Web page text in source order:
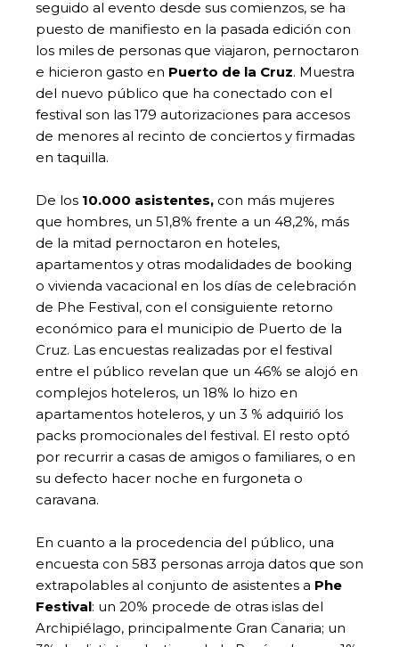
seguido al evento desde sus comienzos, se ha
puesto de manifiesto en la pasada edición con
los miles de personas que viajaron, pernoctaron
e hicieron gasto en Puerto de la Cruz. Muestra
del nuevo público que ha conectado con el
festival son las 179 autorizaciones para accesos
de menores al recinto de conciertos y firmadas
en taquilla.
De los 10.000 asistentes, con más mujeres
que hombres, un 51,8% frente a un 48,2%, más
de la mitad pernoctaron en hoteles,
apartamentos y otras modalidades de booking
o vivienda vacacional en los días de celebración
de Phe Festival, con el consiguiente retorno
económico para el municipio de Puerto de la
Cruz. Las encuestas realizadas por el festival
entre el público revelan que un 46% se alojó en
complejos hoteleros, un 18% lo hizo en
apartamentos hoteleros, y un 3 % adquirió los
packs promocionales del festival. El resto optó
por recurrir a casas de amigos o familiares, o en
su defecto hacer noche en furgoneta o
caravana.
En cuanto a la procedencia del público, una
encuesta con 583 personas arroja datos que son
extrapolables al conjunto de asistentes a Phe
Festival: un 20% procede de otras islas del
Archipiélago, principalmente Gran Canaria; un